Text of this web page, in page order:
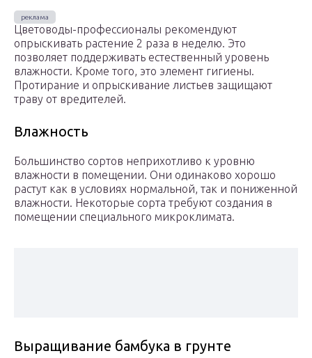
Цветоводы-профессионалы рекомендуют
опрыскивать растение 2 раза в неделю. Это
позволяет поддерживать естественный уровень
влажности. Кроме того, это элемент гигиены.
Протирание и опрыскивание листьев защищают
траву от вредителей.
Влажность
Большинство сортов неприхотливо к уровню
влажности в помещении. Они одинаково хорошо
растут как в условиях нормальной, так и пониженной
влажности. Некоторые сорта требуют создания в
помещении специального микроклимата.
Выращивание бамбука в грунте